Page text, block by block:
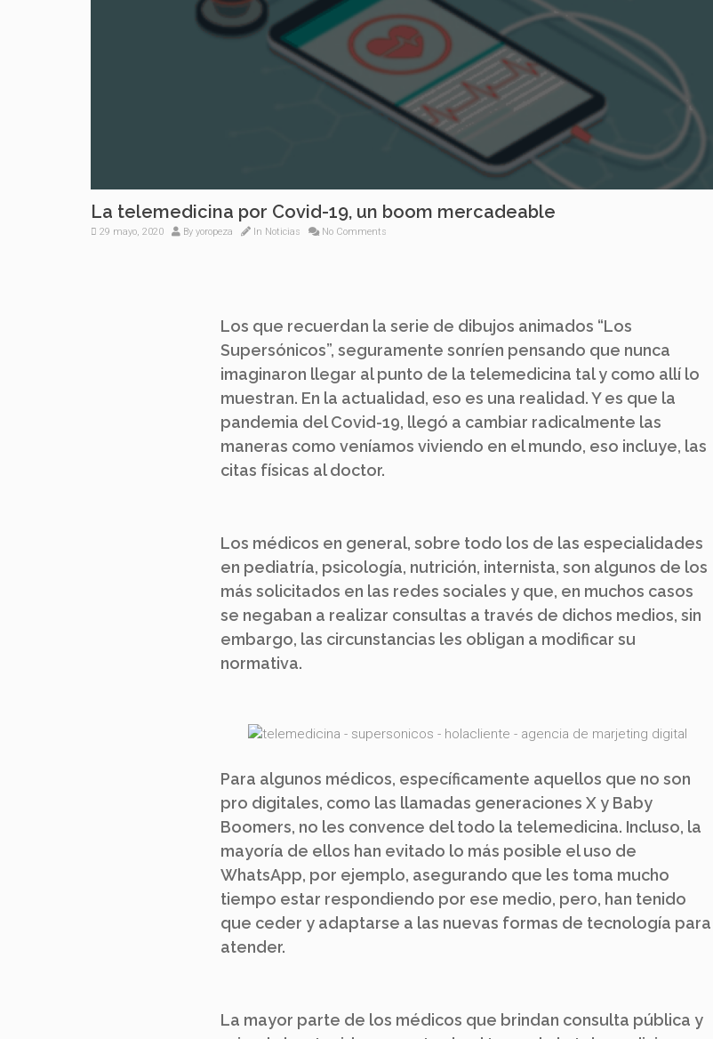
La telemedicina por Covid-19, un boom mercadeable
29 mayo, 2020 By yoropeza In Noticias No Comments
Los que recuerdan la serie de dibujos animados “Los
Supersónicos”, seguramente sonríen pensando que nunca
imaginaron llegar al punto de la telemedicina tal y como allí lo
muestran. En la actualidad, eso es una realidad. Y es que la
pandemia del Covid-19, llegó a cambiar radicalmente las
maneras como veníamos viviendo en el mundo, eso incluye, las
citas físicas al doctor.
Los médicos en general, sobre todo los de las especialidades
en pediatría, psicología, nutrición, internista, son algunos de los
más solicitados en las redes sociales y que, en muchos casos
se negaban a realizar consultas a través de dichos medios, sin
embargo, las circunstancias les obligan a modificar su
normativa.
Para algunos médicos, específicamente aquellos que no son
pro digitales, como las llamadas generaciones X y Baby
Boomers, no les convence del todo la telemedicina. Incluso, la
mayoría de ellos han evitado lo más posible el uso de
WhatsApp, por ejemplo, asegurando que les toma mucho
tiempo estar respondiendo por ese medio, pero, han tenido
que ceder y adaptarse a las nuevas formas de tecnología para
atender.
La mayor parte de los médicos que brindan consulta pública y